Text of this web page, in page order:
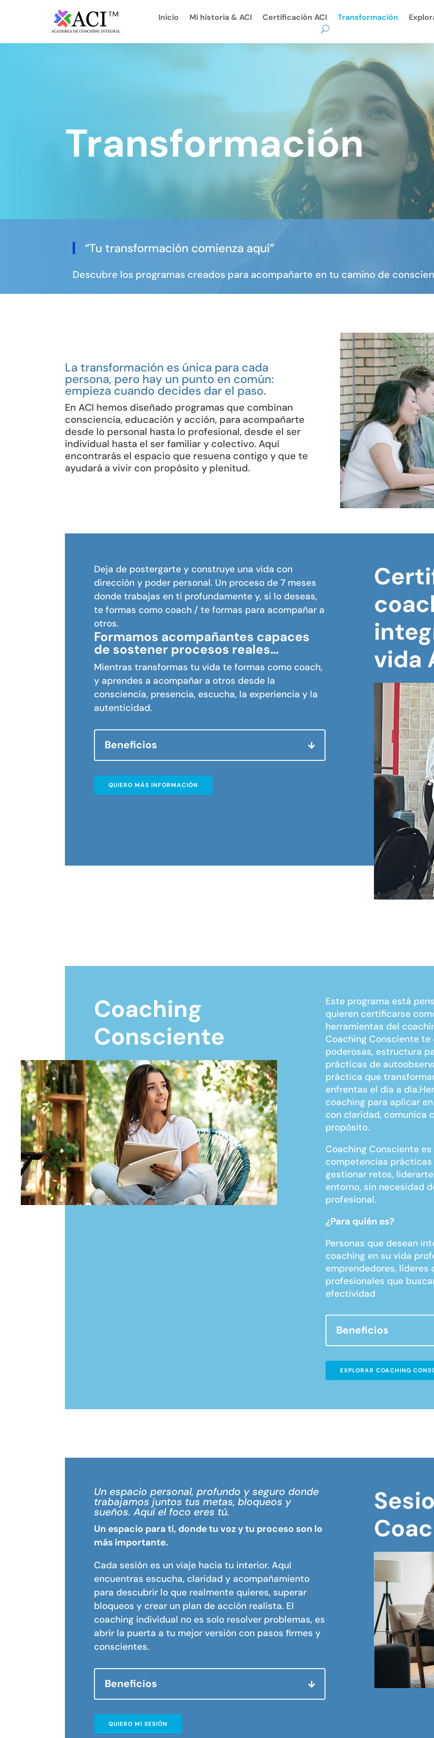
Inicio Mi historia & ACI Certificación ACI Transformación
Transformación
“Tu transformación comienza aquí”
Descubre los programas creados para acompañarte en tu camino de
La transformación es única para cada
persona, pero hay un punto en común:
empieza cuando decides dar el paso.
En ACI hemos diseñado programas que combinan
consciencia, educación y acción, para acompañarte
desde lo personal hasta lo profesional, desde el ser
individual hasta el ser familiar y colectivo. Aquí
encontrarás el espacio que resuena contigo y que te
ayudará a vivir con propósito y plenitud.
Deja de postergarte y construye una vida con
dirección y poder personal. Un proceso de 7 meses
donde trabajas en ti profundamente y, si lo deseas,
te formas como coach / te formas para acompañar a
otros.
Formamos acompañantes capaces
de sostener procesos reales…
Mientras transformas tu vida te formas como coach,
y aprendes a acompañar a otros desde la
consciencia, presencia, escucha, la experiencia y la
autenticidad.
Beneficios
QUIERO MÁS INFORMACIÓN
vida
Coaching
Consciente
Este programa está
quieren certificarse
herramientas del
Coaching Consciente
poderosas, estructura
prácticas de
práctica que
enfrentas el día a
coaching para aplicar
con claridad, comunica
propósito.
Coaching Consciente
competencias prácticas
gestionar retos,
entorno, sin necesidad
profesional.
¿Para quién es?
Personas que desean
coaching en su vida
emprendedores, líderes
profesionales que
efectividad
Beneficios
EXPLORAR COACHING
Un espacio personal, profundo y seguro donde
trabajamos juntos tus metas, bloqueos y
sueños. Aquí el foco eres tú.
Un espacio para ti, donde tu voz y tu proceso son lo
más importante.
Cada sesión es un viaje hacia tu interior. Aquí
encuentras escucha, claridad y acompañamiento
para descubrir lo que realmente quieres, superar
bloqueos y crear un plan de acción realista. El
coaching individual no es solo resolver problemas, es
abrir la puerta a tu mejor versión con pasos firmes y
conscientes.
Beneficios
QUIERO MI SESIÓN